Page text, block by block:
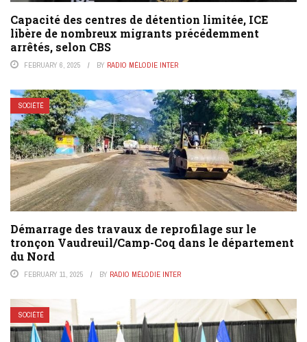
Capacité des centres de détention limitée, ICE
libère de nombreux migrants précédemment
arrêtés, selon CBS
FEBRUARY 6, 2025 BY RADIO MÉLODIE INTER
SOCIÉTÉ
Démarrage des travaux de reprofilage sur le
tronçon Vaudreuil/Camp-Coq dans le département
du Nord
FEBRUARY 11, 2025 BY RADIO MÉLODIE INTER
SOCIÉTÉ